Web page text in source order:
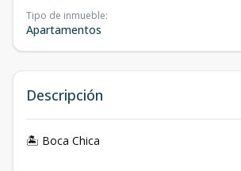
Tipo de inmueble:
Apartamentos
Descripción
🏝️ Boca Chica